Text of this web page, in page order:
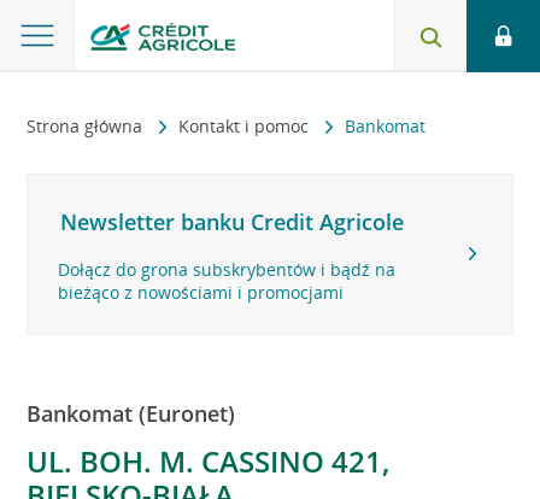
Strona główna Kontakt i pomoc Bankomat
Newsletter banku Credit Agricole
Dołącz do grona subskrybentów i bądź na
bieżąco z nowościami i promocjami
Bankomat (Euronet)
UL. BOH. M. CASSINO 421,